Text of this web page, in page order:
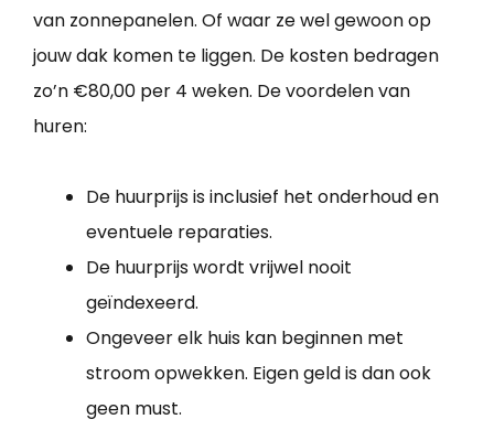
van zonnepanelen. Of waar ze wel gewoon op
jouw dak komen te liggen. De kosten bedragen
zo’n €80,00 per 4 weken. De voordelen van
huren:
De huurprijs is inclusief het onderhoud en
eventuele reparaties.
De huurprijs wordt vrijwel nooit
geïndexeerd.
Ongeveer elk huis kan beginnen met
stroom opwekken. Eigen geld is dan ook
geen must.